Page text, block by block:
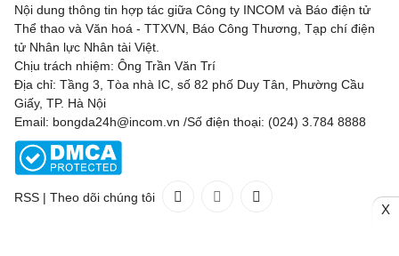
Nội dung thông tin hợp tác giữa Công ty INCOM và Báo điện tử
Thể thao và Văn hoá - TTXVN, Báo Công Thương, Tạp chí điện
tử Nhân lực Nhân tài Việt.
Chịu trách nhiệm: Ông Trần Văn Trí
Địa chỉ: Tầng 3, Tòa nhà IC, số 82 phố Duy Tân, Phường Cầu
Giấy, TP. Hà Nội
Email: bongda24h@incom.vn /Số điện thoại: (024) 3.784 8888
RSS | Theo dõi chúng tôi
X